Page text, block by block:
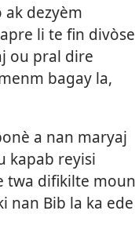
dezyèm
li te fin
ou pral dire
bagay la,
a nan maryaj
kapab reyisi
twa difikilte moun
nan Bib la ka ede